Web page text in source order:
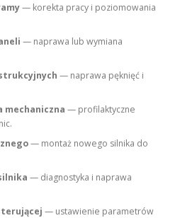
— korekta pracy i poziomowania
— naprawa lub wymiana
— naprawa pęknięć i
mechaniczna — profilaktyczne
— montaż nowego silnika do
— diagnostyka i naprawa
— ustawienie parametrów